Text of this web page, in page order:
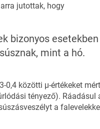
jutottak, hogy
bizonyos
mint a hó.
0,4 közötti µ-értékeket
tényező). Ráadásul
a